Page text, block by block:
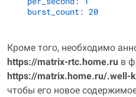
burst_count: 20
Кроме того, необходимо
https://matrix‑rtc.home.ru в
https://matrix.home.ru/
чтобы его новое